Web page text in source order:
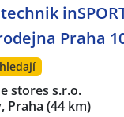
Praha
stores s.r.o.
Praha (44 km)